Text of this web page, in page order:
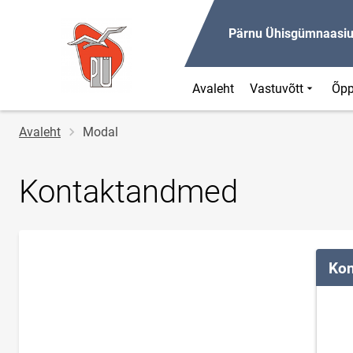
Pärnu
Avaleht Vastuvõtt
Jälglink
Avaleht Modal
Kontaktandmed